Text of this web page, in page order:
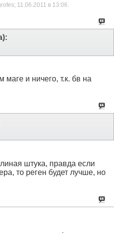
11.06.2011 в 13:06
маге и ничего, т.к. бв на
штука, правда если
то реген будет лучше, но